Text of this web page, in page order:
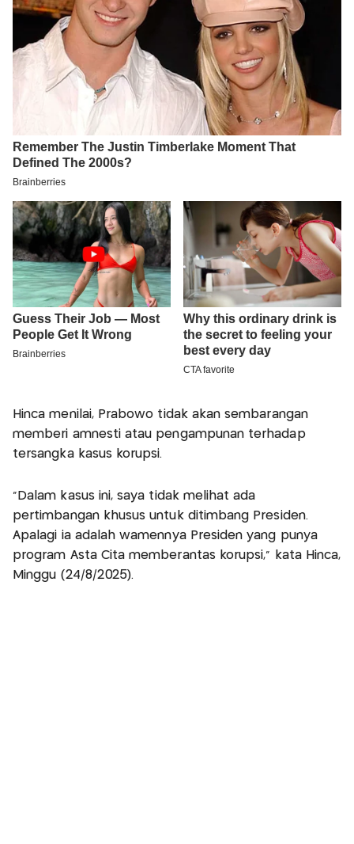
Hinca menilai, Prabowo tidak akan sembarangan
memberi amnesti atau pengampunan terhadap
tersangka kasus korupsi.
“Dalam kasus ini, saya tidak melihat ada
pertimbangan khusus untuk ditimbang Presiden.
Apalagi ia adalah wamennya Presiden yang punya
program Asta Cita memberantas korupsi,” kata Hinca,
Minggu (24/8/2025).